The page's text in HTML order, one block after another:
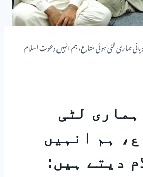
ہماری لٹی ہوئی متاع، ہم انہیں دعوت اسلام
لٹی
ہم انہیں
دیتے ہیں: